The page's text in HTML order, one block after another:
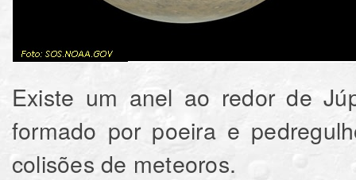
Existe um anel ao redor de
formado por poeira e
colisões de meteoros.